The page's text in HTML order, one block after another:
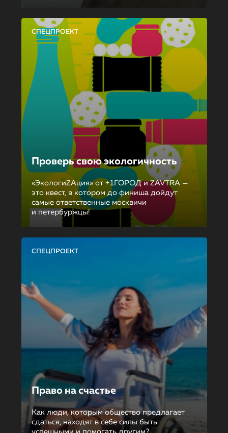
СПЕЦПРОЕКТ
Проверь свою экологичность
«ЭкологиZAция» от +1ГОРОД и ZAVTRA —
это квест, в котором до финиша дойдут
самые ответственные москвичи
и петербуржцы!
СПЕЦПРОЕКТ
Право на счастье
Как люди, которым общество предлагает
сдаться, находят в себе силы быть